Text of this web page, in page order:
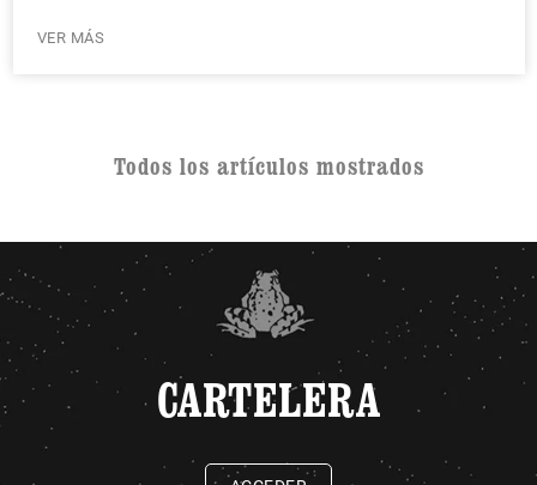
VER MÁS
Todos los artículos mostrados
CARTELERA